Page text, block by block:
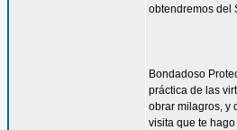
obtendremos del
Bondadoso
práctica de las
obrar milagros, y
visita que te